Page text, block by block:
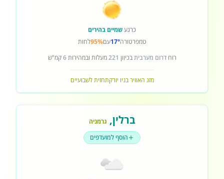
כרגעשמיים בהירים
טמפרטורה17°עם95%לחות
רוחדרום מערביתבכיוון 221מעלות ובמהירות6קמ"ש
מזג האוויר בניו יורקתחזית לשבועיים
ברלין, גרמניה
הוסף למועדפים